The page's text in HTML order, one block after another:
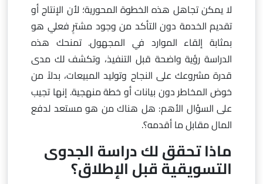
لا يمكن تجاهل هذه الخطوة المحورية؛ لأن الإنتاج أو
تقديم الخدمة دون التأكد من وجود مشترٍ فعلي هو
بمثابة إلقاء الموارد في المجهول. تمنحك هذه
الدراسة رؤية واضحة قبل التنفيذ، وتكشف لك مدى
قدرة مشروعك على النجاح وتوليد المبيعات، بدلاً من
خوض المخاطر دون بيانات أو خطة منهجية. إنها تجيب
على السؤال الأهم: هل هناك من هو مستعد لدفع
المال مقابل ما أقدمه؟.
ماذا تحقق لك دراسة الجدوى
التسويقية قبل الإطلاق؟